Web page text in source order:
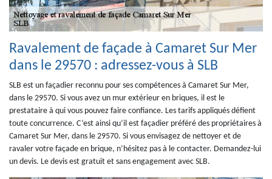
Ravalement de façade à Camaret Sur Mer
dans le 29570 : adressez-vous à SLB
SLB est un façadier reconnu pour ses compétences à Camaret Sur Mer,
dans le 29570. Si vous avez un mur extérieur en briques, il est le
prestataire à qui vous pouvez faire confiance. Les tarifs appliqués défient
toute concurrence. C’est ainsi qu’il est façadier préféré des propriétaires à
Camaret Sur Mer, dans le 29570. Si vous envisagez de nettoyer et de
ravaler votre façade en brique, n’hésitez pas à le contacter. Demandez-lui
un devis. Le devis est gratuit et sans engagement avec SLB.